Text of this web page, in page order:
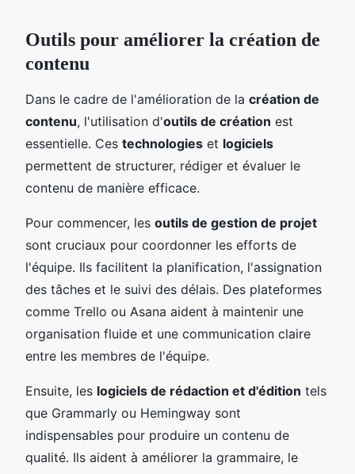
Outils pour améliorer la création de
contenu
Dans le cadre de l'amélioration de la création de
contenu, l'utilisation d'outils de création est
essentielle. Ces technologies et logiciels
permettent de structurer, rédiger et évaluer le
contenu de manière efficace.
Pour commencer, les outils de gestion de projet
sont cruciaux pour coordonner les efforts de
l'équipe. Ils facilitent la planification, l'assignation
des tâches et le suivi des délais. Des plateformes
comme Trello ou Asana aident à maintenir une
organisation fluide et une communication claire
entre les membres de l'équipe.
Ensuite, les logiciels de rédaction et d'édition tels
que Grammarly ou Hemingway sont
indispensables pour produire un contenu de
qualité. Ils aident à améliorer la grammaire, le